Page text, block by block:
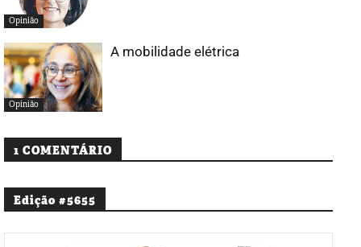
Opinião
Opinião
A mobilidade elétrica
1 COMENTÁRIO
Edição #5655